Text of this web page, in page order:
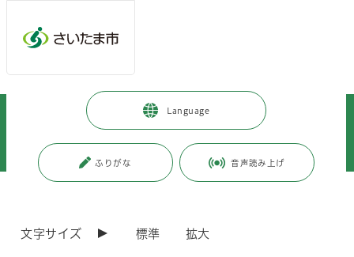
Language
ふりがな 音声読み上げ
文字サイズ 標準 拡大
市政情報 広報・報道 > 記者への情報提供
>
「平和展」を開催します ～「平和祈念講演会」の参加者を募集～
（令和7年6月5日発表）戦後80周年・さいたま市